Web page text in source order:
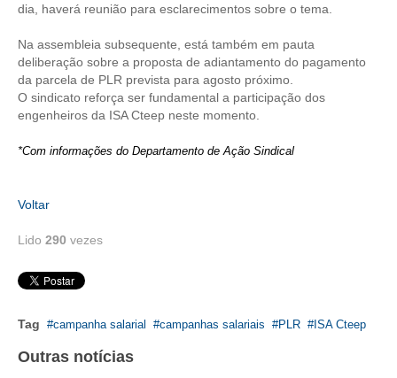
PERSONALIDADES DA TECNOLOGIA
NÚCLEO DA MULHER ENGENHEIRA
TRANSPARÊNCIA
JURÍDICO
CONSULTORIA
dia, haverá reunião para esclarecimentos sobre o tema.
Na assembleia subsequente, está também em pauta
deliberação sobre a proposta de adiantamento do pagamento
da parcela de PLR prevista para agosto próximo.
O sindicato reforça ser fundamental a participação dos
engenheiros da ISA Cteep neste momento.
*Com informações do Departamento de Ação Sindical
Voltar
Lido 290 vezes
Tag campanha salarial campanhas salariais PLR ISA Cteep
Outras notícias